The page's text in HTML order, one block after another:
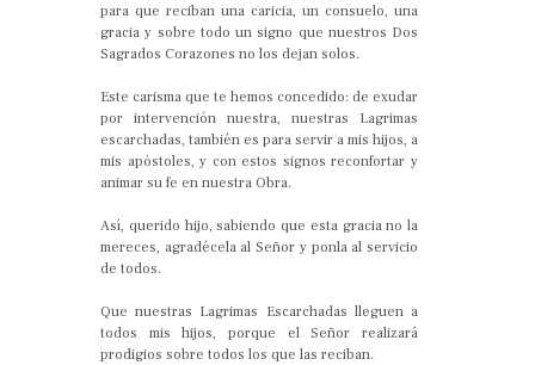
para que reciban una caricia, un consuelo, una
gracia y sobre todo un signo que nuestros Dos
Sagrados Corazones no los dejan solos.
Este carisma que te hemos concedido: de exudar
por intervención nuestra, nuestras Lagrimas
escarchadas, también es para servir a mis hijos, a
mis apóstoles, y con estos signos reconfortar y
animar su fe en nuestra Obra.
Así, querido hijo, sabiendo que esta gracia no la
mereces, agradécela al Señor y ponla al servicio
de todos.
Que nuestras Lagrimas Escarchadas lleguen a
todos mis hijos, porque el Señor realizará
prodigios sobre todos los que las reciban.